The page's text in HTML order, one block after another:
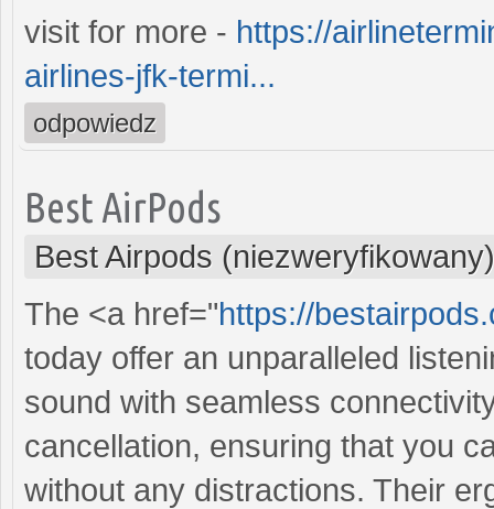
visit for more - https://
airlines-jfk-termi...
odpowiedz
Best AirPods
Best Airpods (niezweryfikowany)
The <a href="https://
today offer an unparalleled
sound with seamless
cancellation, ensuring that you
without any distractions. Their